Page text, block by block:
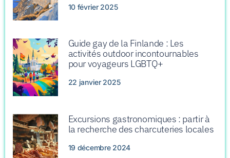
10 février 2025
Guide gay de la Finlande : Les
activités outdoor incontournables
pour voyageurs LGBTQ+
22 janvier 2025
Excursions gastronomiques : partir à
la recherche des charcuteries locales
19 décembre 2024